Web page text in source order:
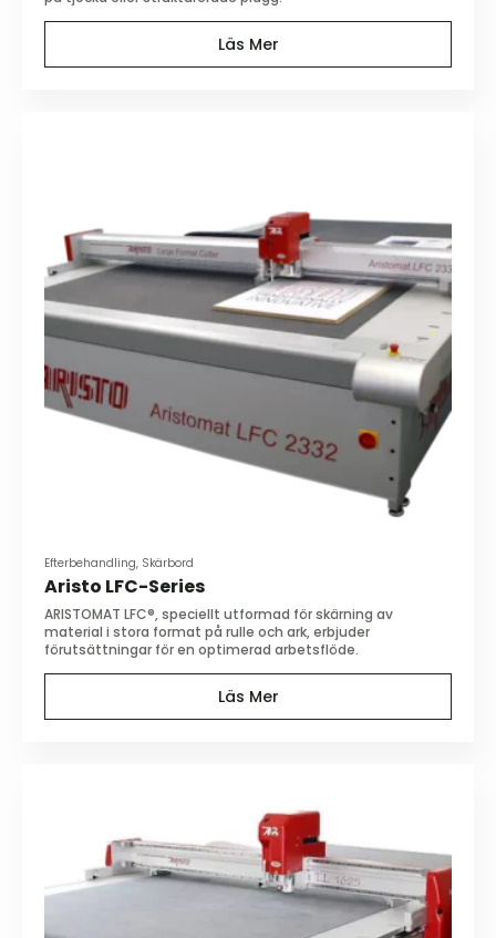
Läs Mer
Efterbehandling, Skärbord
Aristo LFC-Series
ARISTOMAT LFC®, speciellt utformad för skärning av
material i stora format på rulle och ark, erbjuder
förutsättningar för en optimerad arbetsflöde.
Läs Mer